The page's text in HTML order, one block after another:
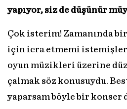
yapıyor, siz de düşünür
Çok isterim! Zamanında
için icra etmemi
oyun müzikleri üzerine
çalmak söz konusuydu.
yaparsam böyle bir konser